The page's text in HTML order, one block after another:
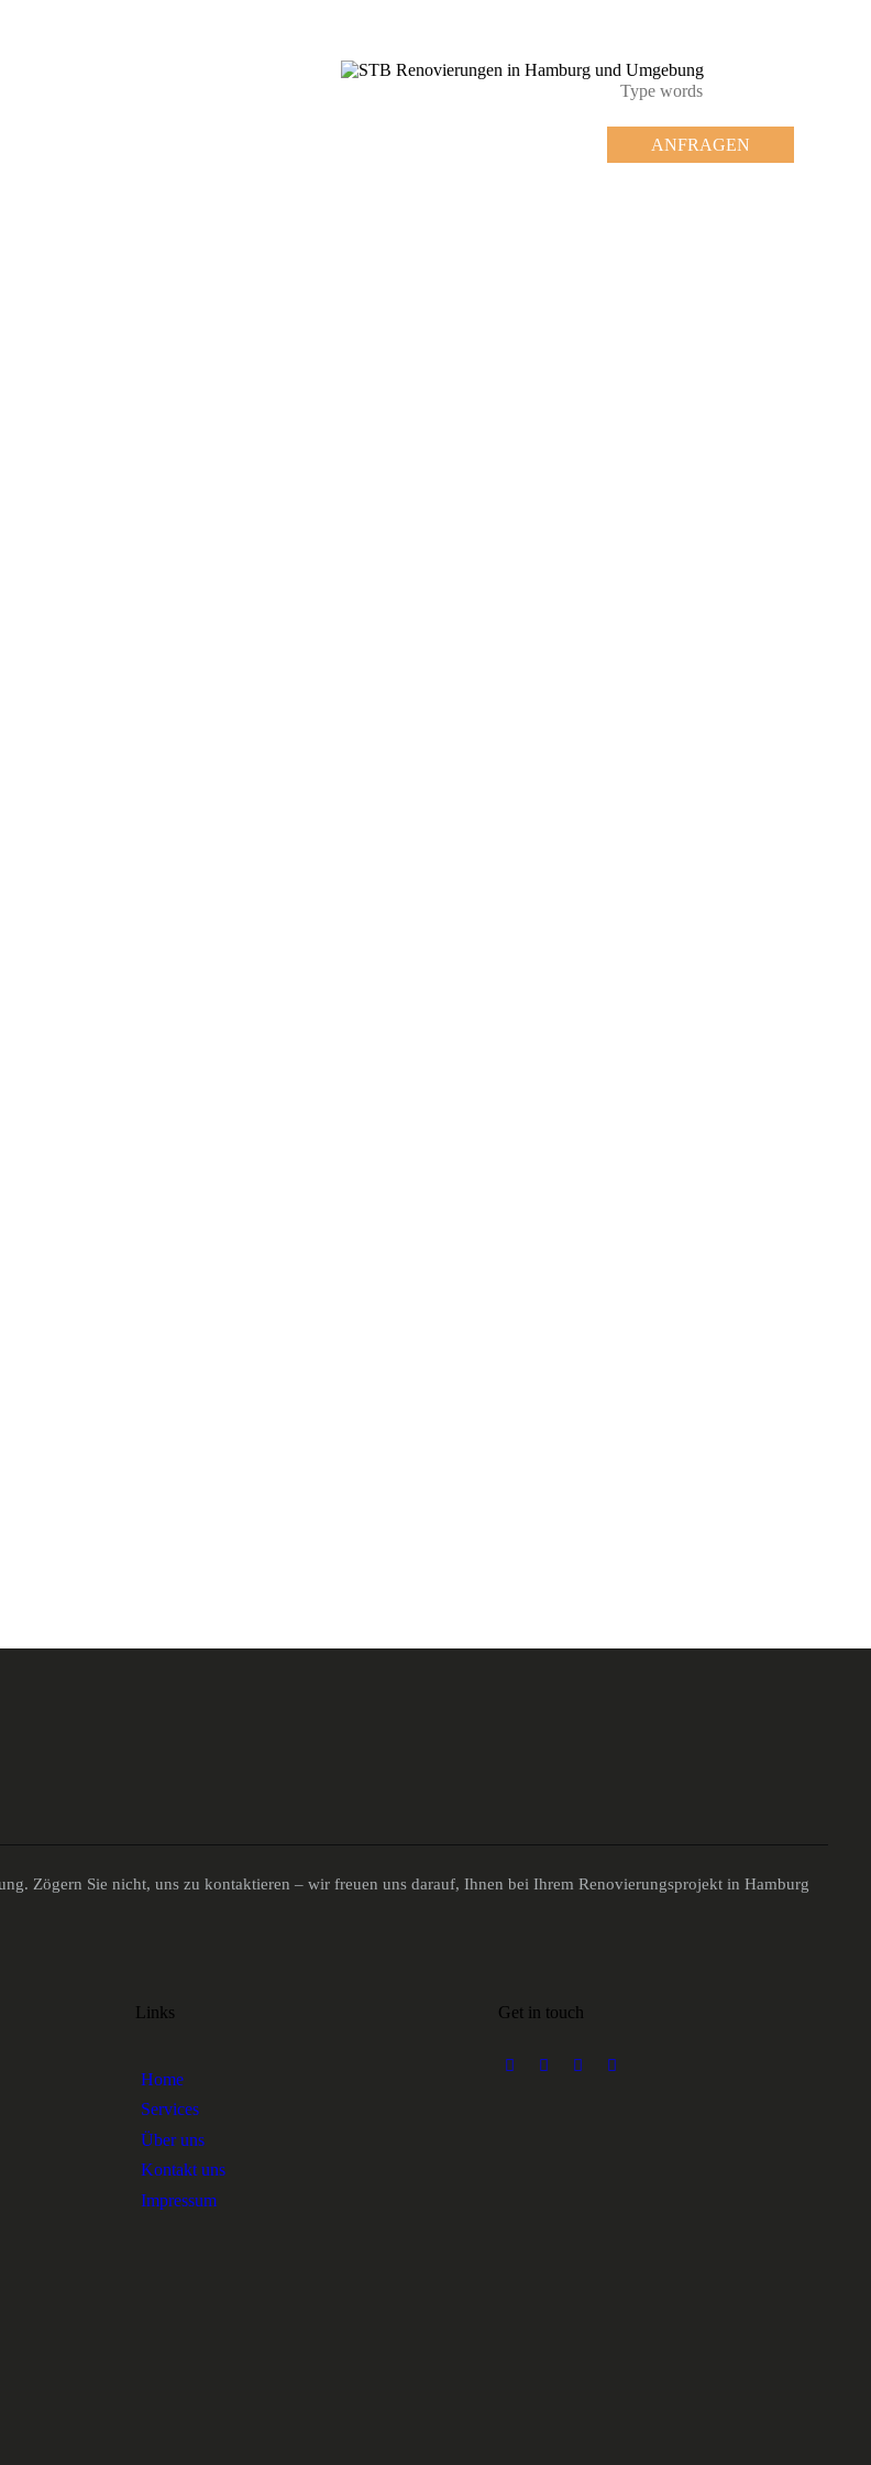
ANFRAGEN
Zögern Sie nicht, uns zu kontaktieren – wir freuen uns darauf, Ihnen bei Ihrem Renovierungsprojekt in Hamburg
Links
Home
Services
Über uns
Kontakt uns
Impressum
Get in touch